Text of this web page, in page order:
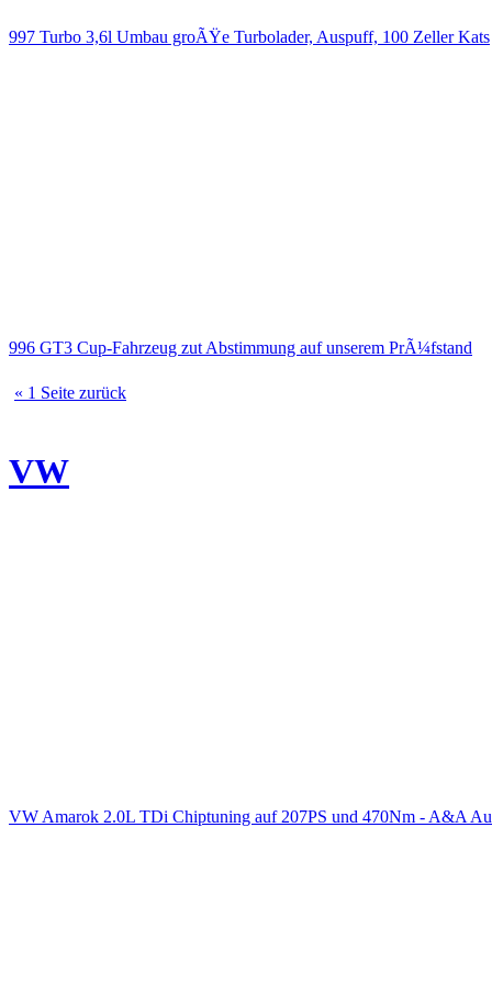
997 Turbo 3,6l Umbau groÃŸe Turbolader, Auspuff, 100 Zeller Kats
996 GT3 Cup-Fahrzeug zut Abstimmung auf unserem PrÃ¼fstand
« 1 Seite zurück
VW
VW Amarok 2.0L TDi Chiptuning auf 207PS und 470Nm - A&A